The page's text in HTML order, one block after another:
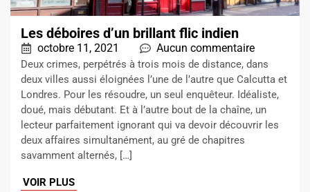
Les déboires d’un brillant flic indien
octobre 11, 2021 Aucun commentaire
Deux crimes, perpétrés à trois mois de distance, dans
deux villes aussi éloignées l’une de l’autre que Calcutta et
Londres. Pour les résoudre, un seul enquêteur. Idéaliste,
doué, mais débutant. Et à l’autre bout de la chaîne, un
lecteur parfaitement ignorant qui va devoir découvrir les
deux affaires simultanément, au gré de chapitres
savamment alternés, […]
VOIR PLUS